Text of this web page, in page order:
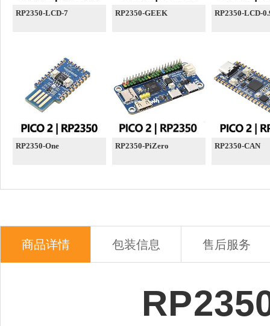
RP2350-LCD-7 RP2350-GEEK RP2350-LCD-
RP2350-One RP2350-PiZero RP2350-CAN
商品详情 包装信息 售后服务